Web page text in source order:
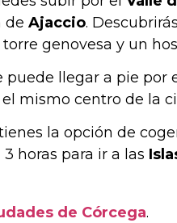
de Ajaccio.
genovesa y un
llegar a pie por
mismo centro de la
la opción de
horas para ir a las
de Córcega.